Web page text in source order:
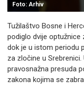
Foto: Arhiv
Tužilaštvo Bosne i
podiglo dvije optužnice
dok je u istom periodu
za zločine u
pravosnažna presuda
zakona kojima se